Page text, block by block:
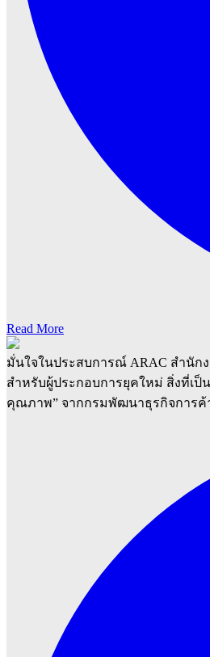
Read More
มั่นใจในประสบการณ์ ARAC สำนั
สำหรับผู้ประกอบการยุคใหม่ สิ่งที่เ
คุณภาพ” จากกรมพัฒนาธุรกิจการค้